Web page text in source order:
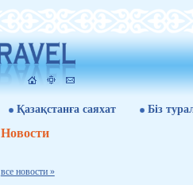
Қазақстанға саяхат Бiз
Новости
все новости »